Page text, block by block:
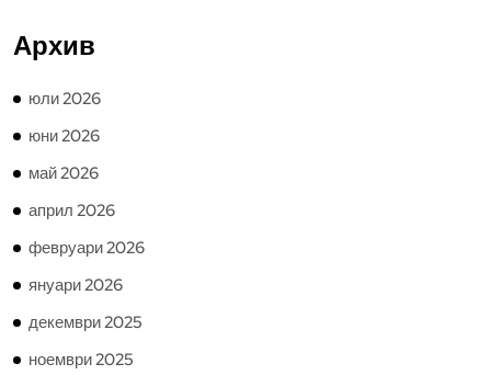
Архив
юли 2026
юни 2026
май 2026
април 2026
февруари 2026
януари 2026
декември 2025
ноември 2025